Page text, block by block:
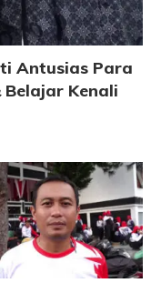
Antusias Para
Kenali